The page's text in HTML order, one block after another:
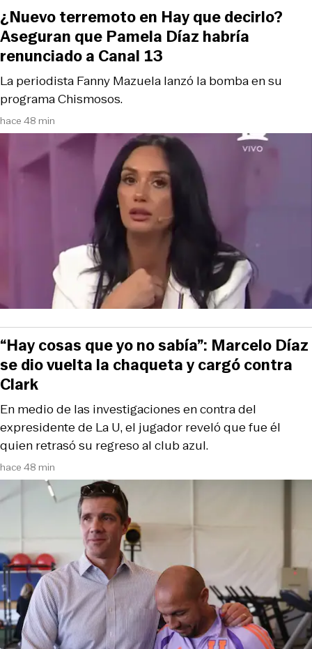
hace 48 min
La periodista Fanny Mazuela lanzó la bomba en su
programa Chismosos.
¿Nuevo terremoto en Hay que decirlo?
Aseguran que Pamela Díaz habría
renunciado a Canal 13
hace 48 min
En medio de las investigaciones en contra del
expresidente de La U, el jugador reveló que fue él
quien retrasó su regreso al club azul.
“Hay cosas que yo no sabía”: Marcelo Díaz
se dio vuelta la chaqueta y cargó contra
Clark